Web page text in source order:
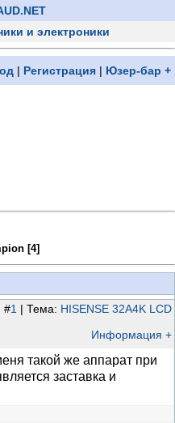
и электроники
| Регистрация | Юзер-бар +
[4]
#1 | Тема: HISENSE 32A4K LCD
Информация +
такой же аппарат при
заставка и